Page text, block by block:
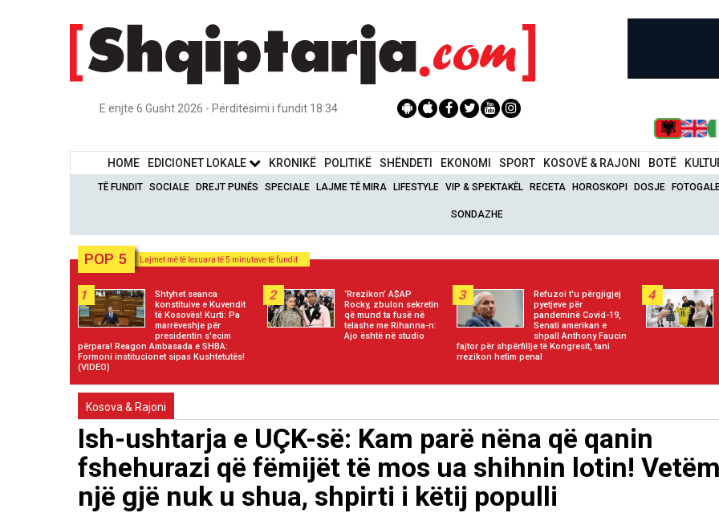
E enjte 6 Gusht 2026 - Përditësimi i fundit 18:34
HOME EDICIONET LOKALE KRONIKË POLITIKË SHËNDETI EKONOMI SPORT KOSOVË & RAJONI BOTË
TË FUNDIT SOCIALE DREJT PUNËS SPECIALE LAJME TË MIRA LIFESTYLE VIP & SPEKTAKËL RECETA HOROSKOPI DOSJE
SONDAZHE
POP 5 Lajmet më të lexuara të 5 minutave të fundit
1
Shtyhet seanca
konstituive e Kuvendit
të Kosovës! Kurti: Pa
marrëveshje për
presidentin s'ecim
përpara! Reagon Ambasada e SHBA:
Formoni institucionet sipas Kushtetutës!
(VIDEO)
2
‘Rrezikon’ A$AP
Rocky, zbulon sekretin
që mund ta fusë në
telashe me Rihanna-n:
Ajo është në studio
3
Refuzoi t'u përgjigjej
pyetjeve për
pandeminë Covid-19,
Senati amerikan e
shpall Anthony Faucin
fajtor për shpërfillje të Kongresit, tani
rrezikon hetim penal
4
Kosova & Rajoni
Ish-ushtarja e UÇK-së: Kam parë nëna që qanin
fshehurazi që fëmijët të mos ua shihnin lotin!
një gjë nuk u shua, shpirti i këtij populli